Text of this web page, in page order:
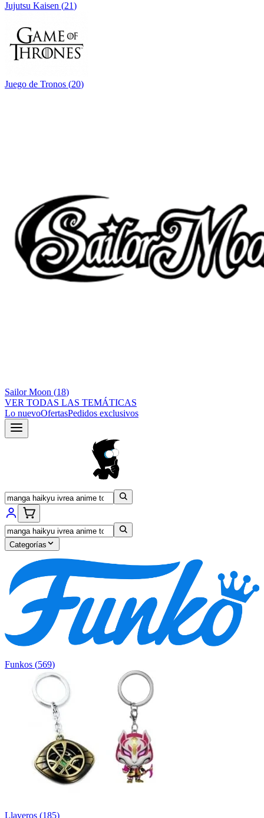
Jujutsu Kaisen (21)
Juego de Tronos (20)
Sailor Moon (18)
VER TODAS LAS TEMÁTICAS
Lo nuevoOfertasPedidos exclusivos
Categorías
Funkos (569)
Llaveros (185)